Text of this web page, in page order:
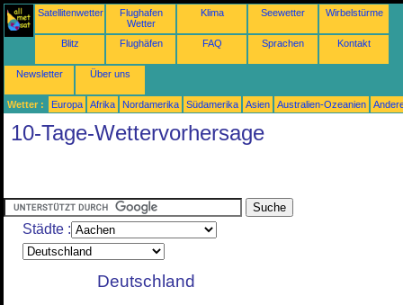
Satellitenwetter
Flughafen
Wetter
Klima Seewetter Wirbelstürme
Blitz Flughäfen FAQ Sprachen Kontakt
Newsletter Über uns
Wetter : Europa Afrika Nordamerika Südamerika Asien Australien-Ozeanien
10-Tage-Wettervorhersage
Städte :
Deutschland